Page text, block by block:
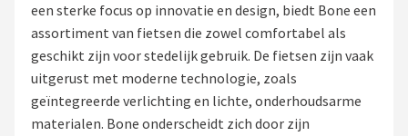
Fietsroutes
Kinderfietsen
Stadsfietsen
een sterke focus op innovatie en design, biedt Bone een
assortiment van fietsen die zowel comfortabel als
geschikt zijn voor stedelijk gebruik. De fietsen zijn vaak
uitgerust met moderne technologie, zoals
geïntegreerde verlichting en lichte, onderhoudsarme
materialen. Bone onderscheidt zich door zijn